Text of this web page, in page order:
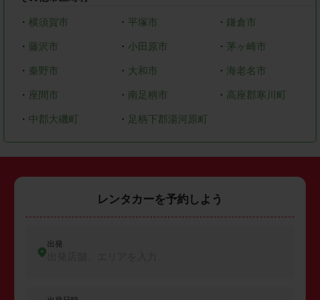
・ 横須賀市 ・ 平塚市 ・ 鎌倉市
・ 藤沢市 ・ 小田原市 ・ 茅ヶ崎市
・ 秦野市 ・ 大和市 ・ 海老名市
・ 座間市 ・ 南足柄市 ・ 高座郡寒川町
・ 中郡大磯町 ・ 足柄下郡湯河原町
レンタカーを予約しよう
出発